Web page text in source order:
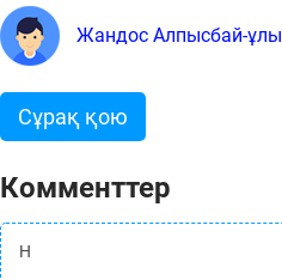
Жандос Алпысбай-ұлы
Сұрақ қою
Комменттер
H